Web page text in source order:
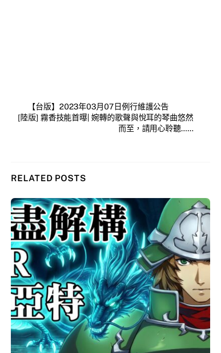
【台版】2023年03月07日例行維護公告
[陸版] 霧香技能首曝| 婉轉的歌聲與悅耳的琴曲悠然
而至，請用心聆聽……
RELATED POSTS